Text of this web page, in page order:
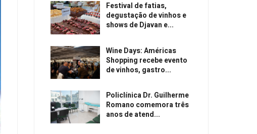
Festival de fatias,
degustação de vinhos e
shows de Djavan e...
Wine Days: Américas
Shopping recebe evento
de vinhos, gastro...
Policlínica Dr. Guilherme
Romano comemora três
anos de atend...